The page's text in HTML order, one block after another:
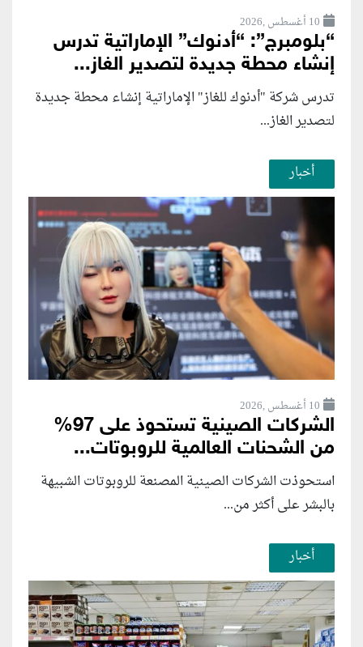
10 أغسطس ,2026
“بلومبرج”: “أدنوك” الإماراتية تدرس
إنشاء محطة جديدة لتصدير الغاز...
تدرس شركة "أدنوك للغاز" الإماراتية إنشاء محطة جديدة
لتصدير الغاز...
أخبار
10 أغسطس ,2026
الشركات الصينية تستحوذ على 97%
من الشحنات العالمية للروبوتات...
استحوذت الشركات الصينية المصنعة للروبوتات الشبيهة
بالبشر على أكثر من...
أخبار